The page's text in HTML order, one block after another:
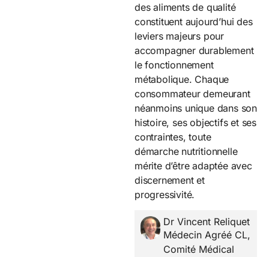
des aliments de qualité
constituent aujourd’hui des
leviers majeurs pour
accompagner durablement
le fonctionnement
métabolique. Chaque
consommateur demeurant
néanmoins unique dans son
histoire, ses objectifs et ses
contraintes, toute
démarche nutritionnelle
mérite d’être adaptée avec
discernement et
progressivité.
Dr Vincent Reliquet
Médecin Agréé CL,
Comité Médical